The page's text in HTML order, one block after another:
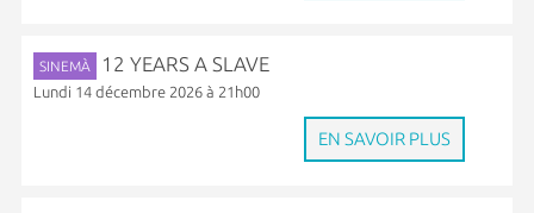
SINEMÀ 12 YEARS A SLAVE
Lundi 14 décembre 2026 à 21h00
EN SAVOIR PLUS